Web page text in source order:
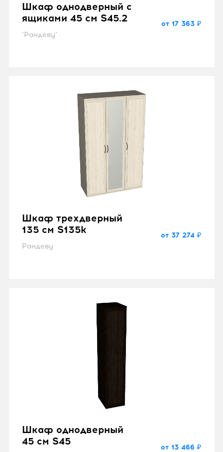
Шкаф однодверный с
ящиками 45 см S45.2
"Рандеву"
от 17 363 ₽
Шкаф трехдверный
135 см S135k
Рандеву
от 37 274 ₽
Шкаф однодверный
45 см S45
от 13 466 ₽